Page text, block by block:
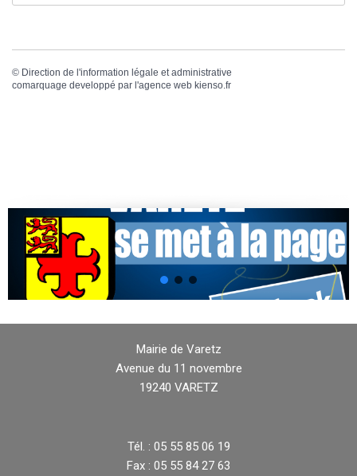
© Direction de l'information légale et administrative
comarquage developpé par l'agence web kienso.fr
Mairie de Varetz
Avenue du 11 novembre
19240 VARETZ
Tél. : 05 55 85 06 19
Fax : 05 55 84 27 63